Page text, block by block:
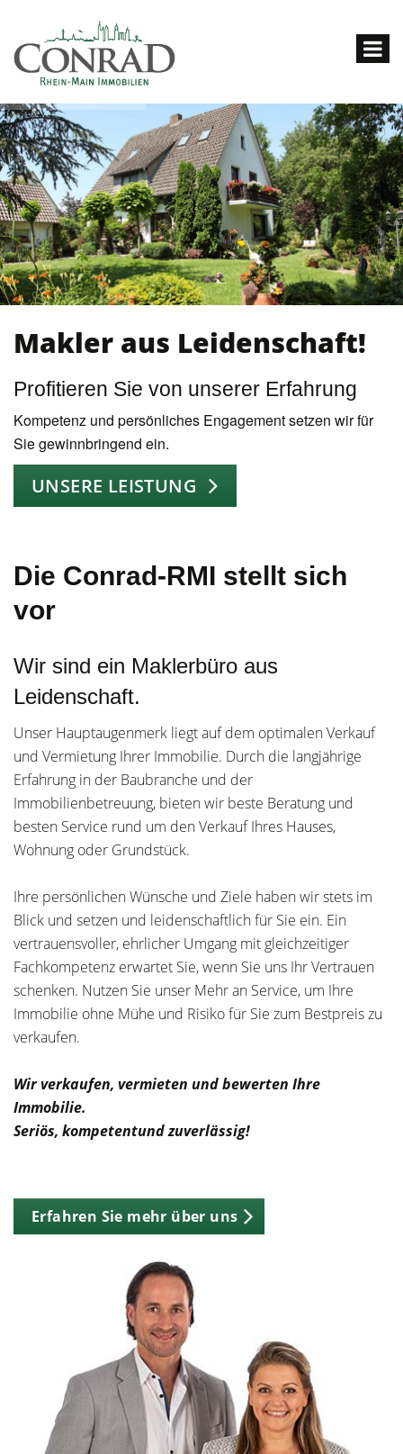
Makler aus Leidenschaft!
Profitieren Sie von unserer Erfahrung
Kompetenz und persönliches Engagement setzen wir für
Sie gewinnbringend ein.
UNSERE LEISTUNG
Die Conrad-RMI stellt sich
vor
Wir sind ein Maklerbüro aus
Leidenschaft.
Unser Hauptaugenmerk liegt auf dem optimalen Verkauf
und Vermietung Ihrer Immobilie. Durch die langjährige
Erfahrung in der Baubranche und der
Immobilienbetreuung, bieten wir beste Beratung und
besten Service rund um den Verkauf Ihres Hauses,
Wohnung oder Grundstück.
Ihre persönlichen Wünsche und Ziele haben wir stets im
Blick und setzen und leidenschaftlich für Sie ein. Ein
vertrauensvoller, ehrlicher Umgang mit gleichzeitiger
Fachkompetenz erwartet Sie, wenn Sie uns Ihr Vertrauen
schenken. Nutzen Sie unser Mehr an Service, um Ihre
Immobilie ohne Mühe und Risiko für Sie zum Bestpreis zu
verkaufen.
Wir verkaufen, vermieten und bewerten Ihre
Immobilie.
Seriös, kompetentund zuverlässig!
Erfahren Sie mehr über uns